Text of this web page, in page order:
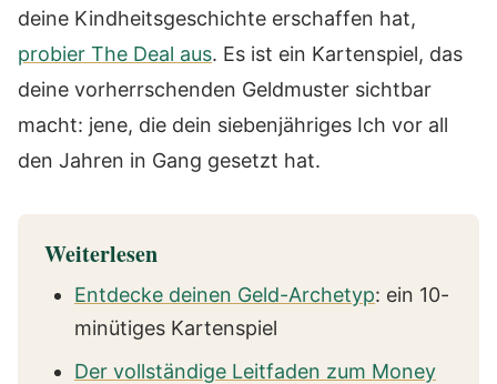
deine Kindheitsgeschichte erschaffen hat,
probier The Deal aus. Es ist ein Kartenspiel, das
deine vorherrschenden Geldmuster sichtbar
macht: jene, die dein siebenjähriges Ich vor all
den Jahren in Gang gesetzt hat.
Weiterlesen
Entdecke deinen Geld-Archetyp: ein 10-
minütiges Kartenspiel
Der vollständige Leitfaden zum Money